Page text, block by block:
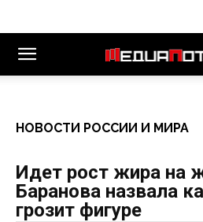
НОВОСТИ РОССИИ И МИРА
Идет рост жира на
Баранова назвала
грозит фигуре